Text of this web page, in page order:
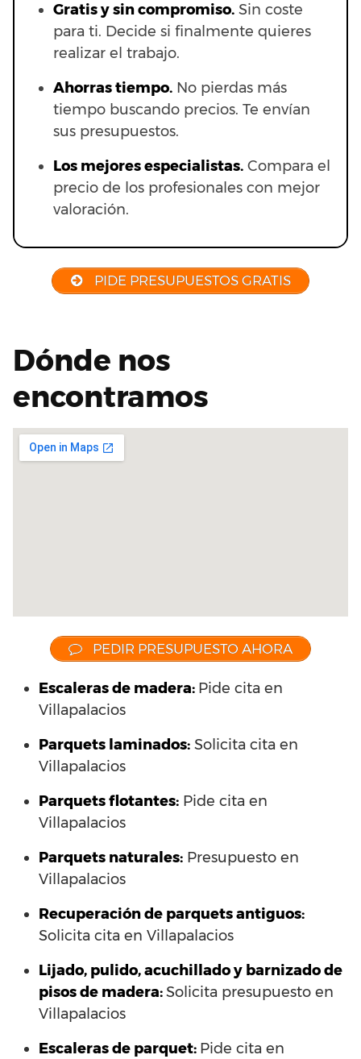
Gratis y sin compromiso. Sin coste
para ti. Decide si finalmente quieres
realizar el trabajo.
Ahorras tiempo. No pierdas más
tiempo buscando precios. Te envían
sus presupuestos.
Los mejores especialistas. Compara el
precio de los profesionales con mejor
valoración.
PIDE PRESUPUESTOS GRATIS
Dónde nos
encontramos
PEDIR PRESUPUESTO AHORA
Escaleras de madera: Pide cita en
Villapalacios
Parquets laminados: Solicita cita en
Villapalacios
Parquets flotantes: Pide cita en
Villapalacios
Parquets naturales: Presupuesto en
Villapalacios
Recuperación de parquets antiguos:
Solicita cita en Villapalacios
Lijado, pulido, acuchillado y barnizado de
pisos de madera:Solicita presupuesto en
Villapalacios
Escaleras de parquet: Pide cita en